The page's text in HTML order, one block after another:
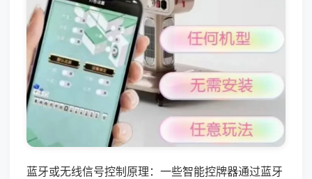
蓝牙或无线信号控制原理：一些智能控牌器通过蓝牙